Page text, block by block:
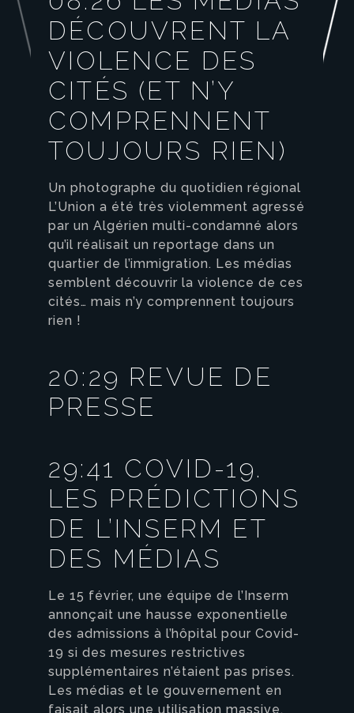
DÉCOUVRENT LA
VIOLENCE DES
CITÉS (ET N’Y
COMPRENNENT
TOUJOURS RIEN)
Un photographe du quotidien régional
L’Union a été très violemment agressé
par un Algérien multi-condamné alors
qu’il réalisait un reportage dans un
quartier de l’immigration. Les médias
semblent découvrir la violence de ces
cités… mais n’y comprennent toujours
rien !
20:29 REVUE DE
PRESSE
29:41 COVID-19.
LES PRÉDICTIONS
DE L’INSERM ET
DES MÉDIAS
Le 15 février, une équipe de l’Inserm
annonçait une hausse exponentielle
des admissions à l’hôpital pour Covid-
19 si des mesures restrictives
supplémentaires n’étaient pas prises.
Les médias et le gouvernement en
faisait alors une utilisation massive.